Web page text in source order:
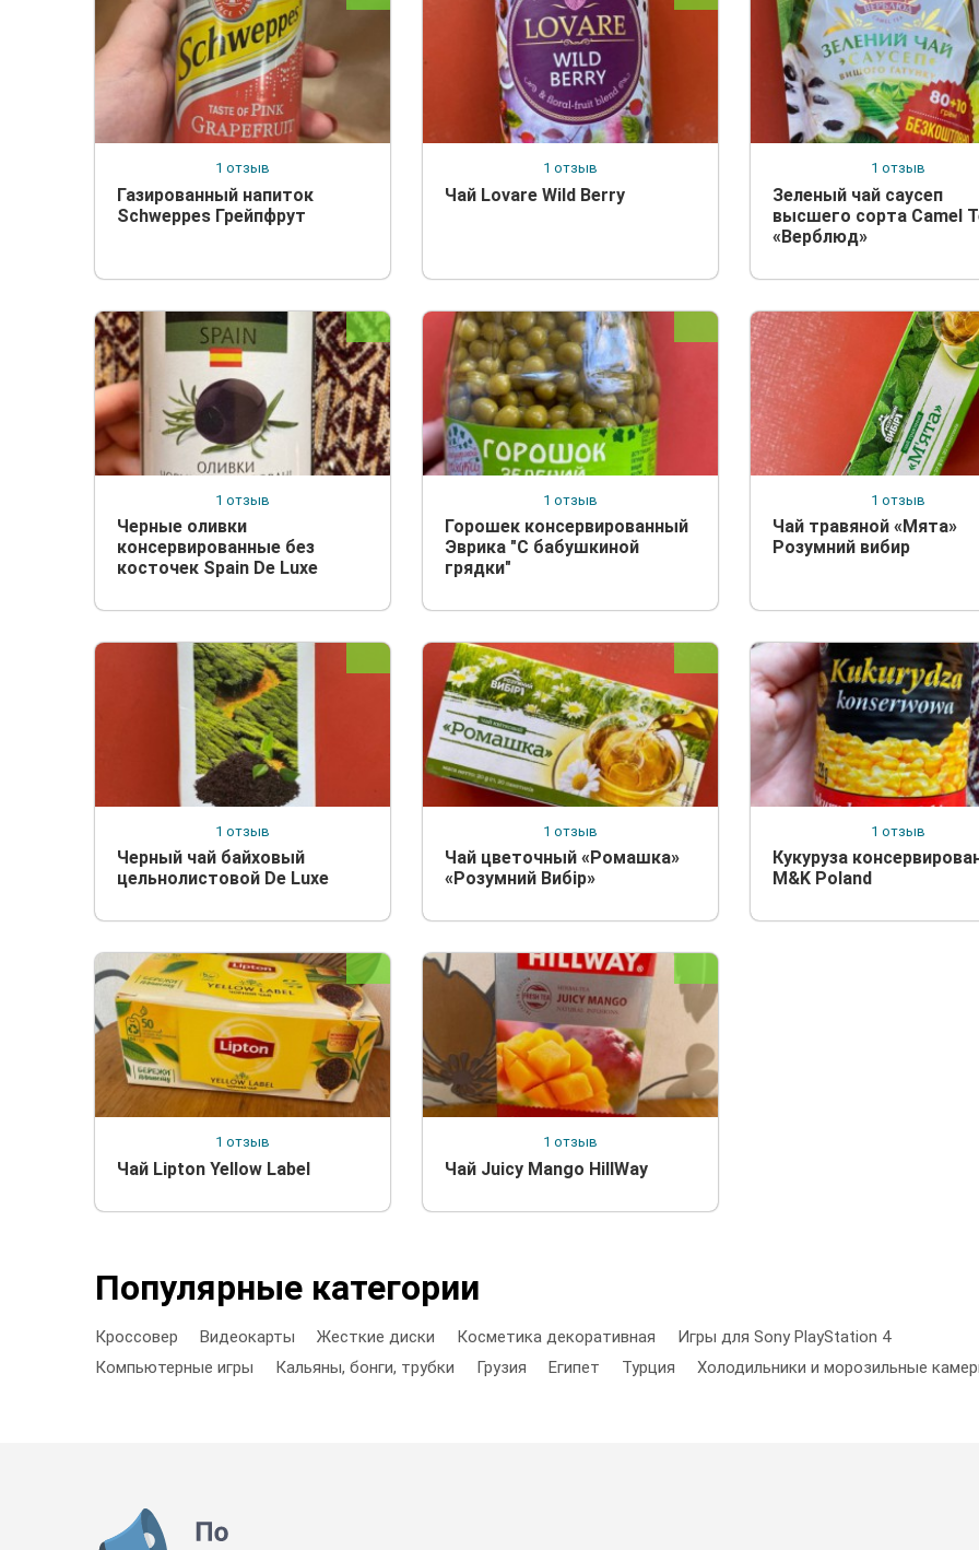
1 отзыв
Газированный напиток
Schweppes Грейпфрут
1 отзыв
Чай Lovare Wild Berry
1 отзыв
Зеленый чай саусеп
высшего сорта Camel
«Верблюд»
1 отзыв
Черные оливки
консервированные без
косточек Spain De Luxe
1 отзыв
Горошек консервированный
Эврика "С бабушкиной
грядки"
1 отзыв
Чай травяной «Мята»
Розумний вибир
1 отзыв
Черный чай байховый
цельнолистовой De Luxe
1 отзыв
Чай цветочный «Ромашка»
«Розумний Вибiр»
1 отзыв
Кукуруза
M&K Poland
1 отзыв
Чай Lipton Yellow Label
1 отзыв
Чай Juicy Mango HillWay
Популярные категории
Кроссовер Видеокарты Жесткие диски Косметика декоративная
Игры для Sony PlayStation 4
Компьютерные игры
Кальяны, бонги, трубки Грузия Египет Турция Холодильники и морозильные